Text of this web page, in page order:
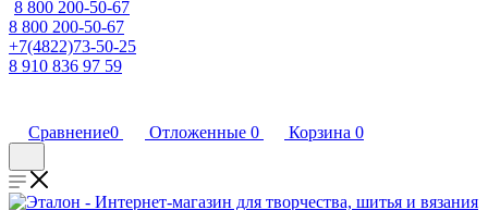
8 800 200-50-67
8 800 200-50-67
+7(4822)73-50-25
8 910 836 97 59
Сравнение0 Отложенные 0 Корзина 0